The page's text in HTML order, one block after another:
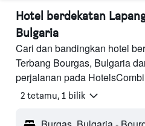
Hotel berdekatan
Bulgaria
Cari dan bandingkan hotel
Terbang Bourgas, Bulgaria
perjalanan pada
2 tetamu, 1 bilik